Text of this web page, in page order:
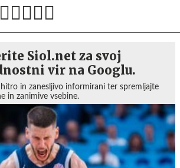
Siol.net za svoj
vir na Googlu.
in zanesljivo informirani ter spremljajte
in zanimive vsebine.